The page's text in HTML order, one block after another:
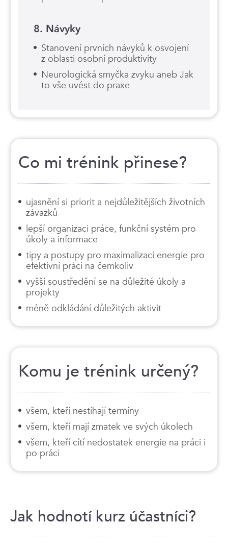
8. Návyky
Stanovení prvních návyků k osvojení
z oblasti osobní produktivity
Neurologická smyčka zvyku aneb Jak
to vše uvést do praxe
Co mi trénink přinese?
ujasnění si priorit a nejdůležitějších životních
závazků
lepší organizaci práce, funkční systém pro
úkoly a informace
tipy a postupy pro maximalizaci energie pro
efektivní práci na čemkoliv
vyšší soustředění se na důležité úkoly a
projekty
méně odkládání důležitých aktivit
Komu je trénink určený?
všem, kteří nestíhají termíny
všem, kteří mají zmatek ve svých úkolech
všem, kteří cítí nedostatek energie na práci i
po práci
Jak hodnotí kurz účastníci?